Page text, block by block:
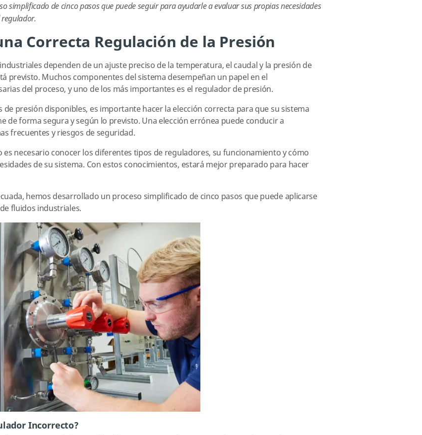
simplificado de cinco pasos que puede seguir para ayudarle a evaluar sus propias necesidades
Correcta Regulación de la Presión
dependen de un ajuste preciso de la temperatura, el caudal y la presión de
previsto. Muchos componentes del sistema desempeñan un papel en el
del proceso, y uno de los más importantes es el regulador de presión.
presión disponibles, es importante hacer la elección correcta para que su sistema
de forma segura y según lo previsto. Una elección errónea puede conducir a
frecuentes y riesgos de seguridad.
necesario conocer los diferentes tipos de reguladores, su funcionamiento y cómo
de su sistema. Con estos conocimientos, estará mejor preparado para hacer
hemos desarrollado un proceso simplificado de cinco pasos que puede aplicarse
fluidos industriales.
Incorrecto?